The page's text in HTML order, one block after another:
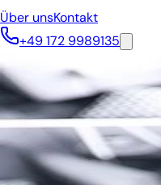
Über unsKontakt
+49 172 9989135